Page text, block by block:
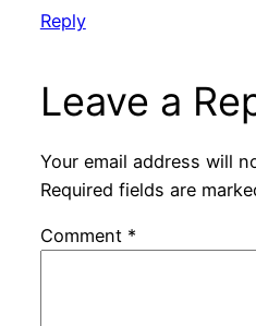
Reply
Leave a
Your email address will
Required fields are
Comment *